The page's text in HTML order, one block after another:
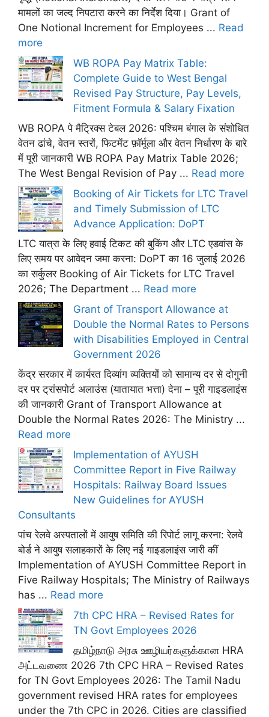
मामलों का जल्द निपटारा करने का निर्देश दिया। Grant of
One Notional Increment for Employees ... Read
more
WB ROPA Pay Matrix Table:
Complete Guide to West Bengal
Revised Pay Structure, Pay Levels,
Fitment Formula & Salary Fixation
WB ROPA पे मैट्रिक्स टेबल 2026: पश्चिम बंगाल के संशोधित
वेतन ढांचे, वेतन स्तरों, फिटमेंट फ़ॉर्मूला और वेतन निर्धारण के बारे
में पूरी जानकारी WB ROPA Pay Matrix Table 2026;
The West Bengal Revision of Pay ... Read more
Booking of Air Tickets for LTC Travel
and Timely Submission of LTC
Advance Application: DoPT
LTC यात्रा के लिए हवाई टिकट की बुकिंग और LTC एडवांस के
लिए समय पर आवेदन जमा करना: DoPT का 16 जुलाई 2026
का सर्कुलर Booking of Air Tickets for LTC Travel
2026; The Department ... Read more
Grant of Transport Allowance at
Double the Normal Rates to Persons
with Disabilities Employed in Central
Government 2026
केंद्र सरकार में कार्यरत दिव्यांग व्यक्तियों को सामान्य दर से दोगुनी
दर पर ट्रांसपोर्ट अलाउंस (यातायात भत्ता) देना – पूरी गाइडलाइंस
की जानकारी Grant of Transport Allowance at
Double the Normal Rates 2026: The Ministry ...
Read more
Implementation of AYUSH
Committee Report in Five Railway
Hospitals: Railway Board Issues
New Guidelines for AYUSH
Consultants
पांच रेलवे अस्पतालों में आयुष समिति की रिपोर्ट लागू करना: रेलवे
बोर्ड ने आयुष सलाहकारों के लिए नई गाइडलाइंस जारी कीं
Implementation of AYUSH Committee Report in
Five Railway Hospitals; The Ministry of Railways
has ... Read more
7th CPC HRA – Revised Rates for
TN Govt Employees 2026
தமிழ்நாடு அரசு ஊழியர்களுக்கான HRA
அட்டவணை 2026 7th CPC HRA – Revised Rates
for TN Govt Employees 2026: The Tamil Nadu
government revised HRA rates for employees
under the 7th CPC in 2026. Cities are classified